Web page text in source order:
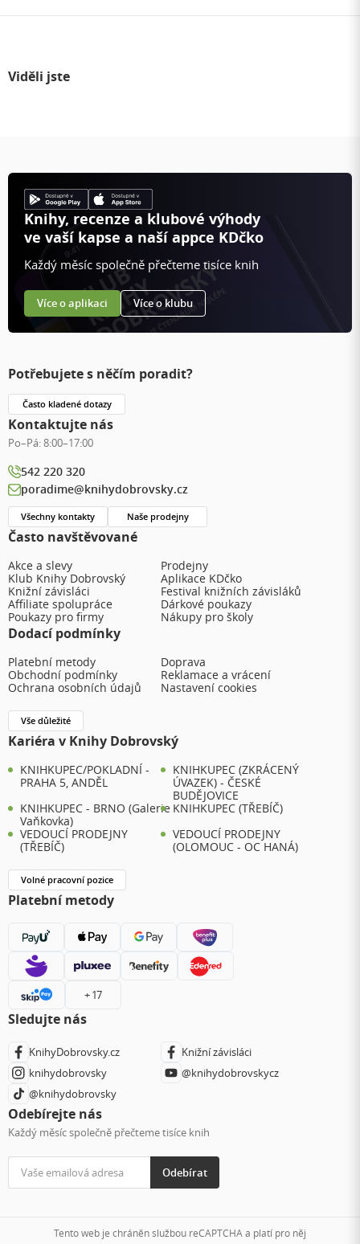
Viděli jste
Knihy, recenze a klubové výhody
ve vaší kapse a naší appce KDčko
Každý měsíc společně přečteme tisíce knih
Více o aplikaci Více o klubu
Často navštěvované
Akce a slevy
Prodejny
Klub Knihy Dobrovský
Aplikace KDčko
Knižní závisláci
Festival knižních závisláků
Affiliate spolupráce
Dárkové poukazy
Poukazy pro firmy
Nákupy pro školy
Dodací podmínky
Platební metody
Doprava
Obchodní podmínky
Reklamace a vrácení
Ochrana osobních údajů
Nastavení cookies
Vše důležité
Kariéra v Knihy Dobrovský
KNIHKUPEC/POKLADNÍ -
PRAHA 5, ANDĚL
KNIHKUPEC (ZKRÁCENÝ
ÚVAZEK) - ČESKÉ
BUDĚJOVICE
KNIHKUPEC - BRNO (Galerie
Vaňkovka)
KNIHKUPEC (TŘEBÍČ)
VEDOUCÍ PRODEJNY
(TŘEBÍČ)
VEDOUCÍ PRODEJNY
(OLOMOUC - OC HANÁ)
Volné pracovní pozice
Platební metody
+ 17
Sledujte nás
KnihyDobrovsky.cz
Knižní závisláci
knihydobrovsky
@knihydobrovskycz
@knihydobrovsky
Odebírejte nás
Každý měsíc společně přečteme tisíce knih
Odebírat
Potřebujete s něčím poradit?
Často kladené dotazy
Kontaktujte nás
Po–Pá:8:00–17:00
542 220 320
poradime@knihydobrovsky.cz
Všechny kontakty Naše prodejny
Tento web je chráněn službou reCAPTCHA a platí pro něj